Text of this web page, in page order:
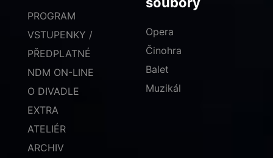
PROGRAM
VSTUPENKY /
PŘEDPLATNÉ
NDM ON-LINE
O DIVADLE
EXTRA
ATELIÉR
ARCHIV
Opera
Činohra
Balet
Muzikál